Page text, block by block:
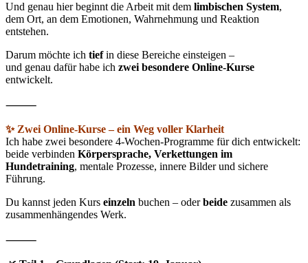
Und genau hier beginnt die Arbeit mit dem limbischen System,
dem Ort, an dem Emotionen, Wahrnehmung und Reaktion
entstehen.
Darum möchte ich tiefin diese Bereiche einsteigen –
und genau dafür habe ich zwei besondere Online-Kurse
entwickelt.
⸻
✨ Zwei Online-Kurse – ein Weg voller Klarheit
Ich habe zwei besondere 4-Wochen-Programme für dich entwickelt:
beide verbinden Körpersprache, Verkettungen im
Hundetraining, mentale Prozesse, innere Bilder und sichere
Führung.
Du kannst jeden Kurs einzeln buchen – oderbeide zusammen als
zusammenhängendes Werk.
⸻